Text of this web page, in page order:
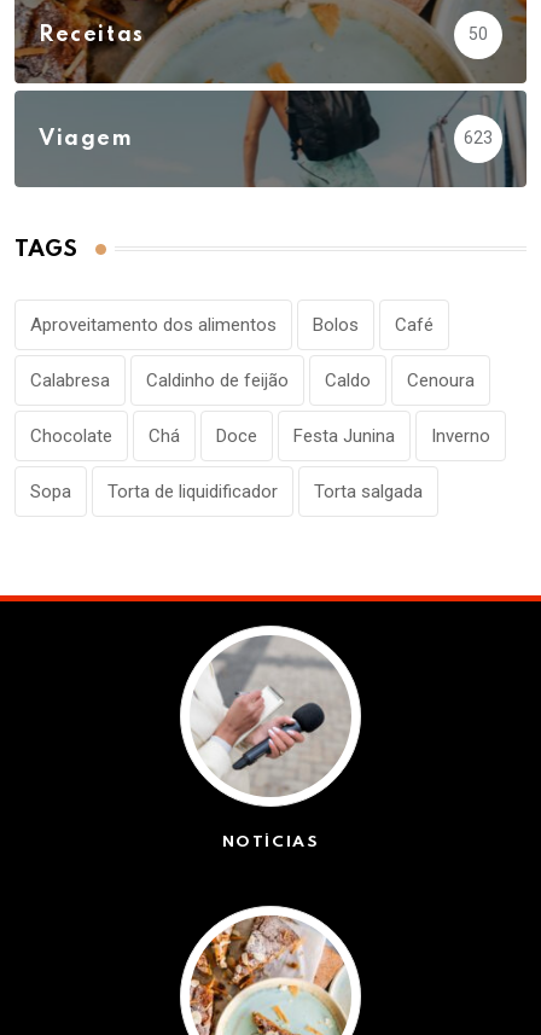
Receitas 50
Viagem 623
TAGS
Aproveitamento dos alimentos Bolos Café
Calabresa Caldinho de feijão Caldo Cenoura
Chocolate Chá Doce Festa Junina Inverno
Sopa Torta de liquidificador Torta salgada
NOTÍCIAS